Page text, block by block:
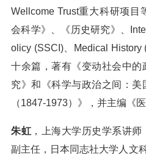
Wellcome Trust重大科研项目
会科学》、《历史研究》、
olicy (SSCI)、Medical
十余篇，著有《变动社会中
究》和《科学与政治之间：
（1847-1973）》，并主编《
朱虹 ，上海大学历史学系讲
副主任，日本同志社大学人文